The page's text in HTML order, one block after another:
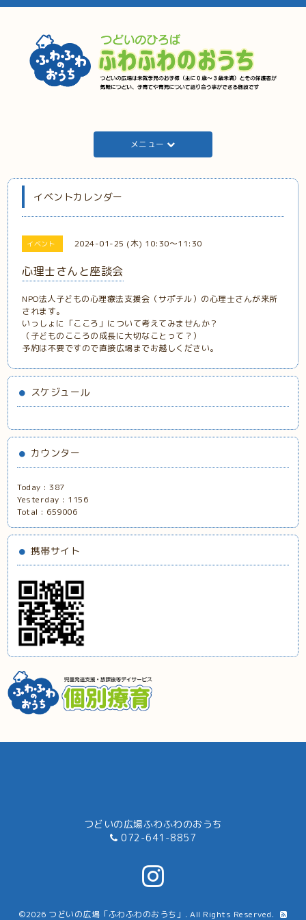
メニュー
イベントカレンダー
イベント 2024-01-25 (木) 10:30～11:30
心理士さんと座談会
NPO法人子どもの心理療法支援会（サポチル）の心理士さんが来所
されます。
いっしょに「こころ」について考えてみませんか？
（子どものこころの成長に大切なことって？）
予約は不要ですので直接広場までお越しください。
スケジュール
カウンター
Today :387
Yesterday : 1156
Total : 659006
携帯サイト
つどいの広場ふわふわのおうち
072-641-8857
©2026 つどいの広場「ふわふわのおうち」 . All Rights Reserved.